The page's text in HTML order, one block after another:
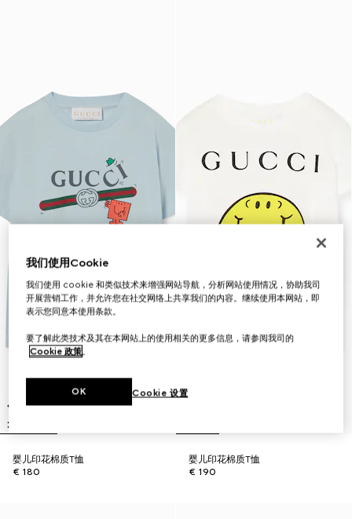
婴儿印花棉质T恤
€ 180
婴儿印花棉质T恤
€ 190
我们使用Cookie
我们使用 cookie 和类似技术来增强网站导航，分析网站使用情况，协助我司
开展营销工作，并允许您在社交网络上共享我们的内容。继续使用本网站，即
表示您同意本使用条款。
要了解此类技术及其在本网站上的使用相关的更多信息，请参阅我司的
Cookie 政策。
Cookie 设置
OK